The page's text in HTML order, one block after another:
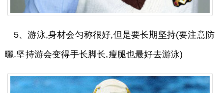
5、游泳,身材会匀称很好,但是要长期坚持(要注意防
曬.坚持游会变得手长脚长,瘦腿也最好去游泳)